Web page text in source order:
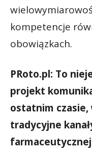
kompetencje
obowiązkach.
PRoto.pl: To
projekt
ostatnim czasie,
tradycyjne